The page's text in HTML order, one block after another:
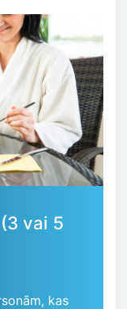
vai 5
kas